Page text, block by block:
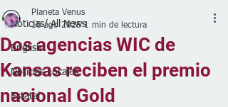
Noticias/ All News
English
Noticias Locales
Estatal
Dos agencias WIC de
Kansas reciben el premio
nacional Gold
Planeta Venus
16 ago 2025 1 min de lectura